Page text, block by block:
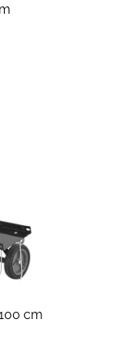
cm